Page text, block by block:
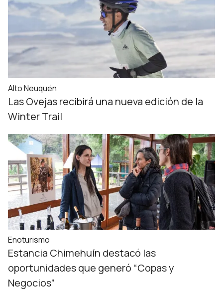
Alto Neuquén
Las Ovejas recibirá una nueva edición de la
Winter Trail
Enoturismo
Estancia Chimehuín destacó las
oportunidades que generó “Copas y
Negocios”